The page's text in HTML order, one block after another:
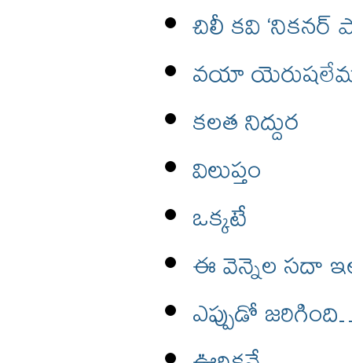
చిలీ కవి ‘నికనర్
వయా
కలత నిద్దుర
విలుప్తం
ఒక్కటే
ఈ వెన్నెల సదా
ఎప్పుడో